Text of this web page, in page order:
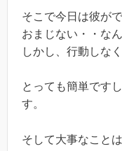
そこで今日は彼が
おまじない・・な
しかし、行動しな
とっても簡単です
す。
そして大事なことは